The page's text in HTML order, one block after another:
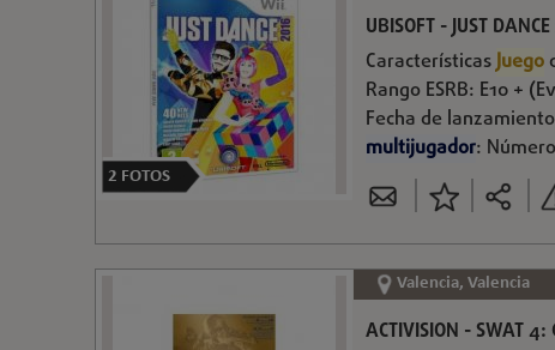
UBISOFT - JUST
CaracterísticasJuego
Rango ESRB: E10 +
Fecha de
multijugador:
2 FOTOS
Valencia, Valencia
ACTIVISION - SWAT 4: